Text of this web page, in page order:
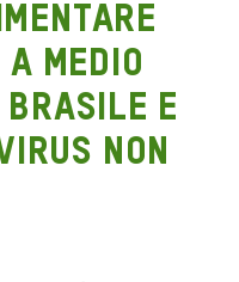
medio
Brasile e
non